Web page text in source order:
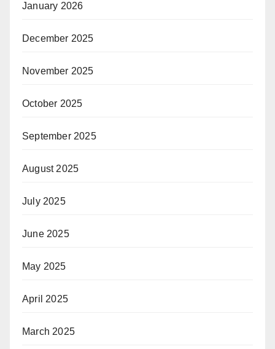
January 2026
December 2025
November 2025
October 2025
September 2025
August 2025
July 2025
June 2025
May 2025
April 2025
March 2025